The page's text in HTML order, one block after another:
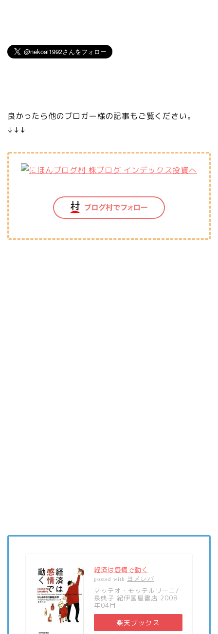
良かったら他のブロガー様の記事もご覧ください。
↓↓↓
経済は感情で動く
posted with ヨメレバ
マッテオ・モッテルリーニ/
泉典子 紀伊國屋書店 2008
年04月
楽天ブックス